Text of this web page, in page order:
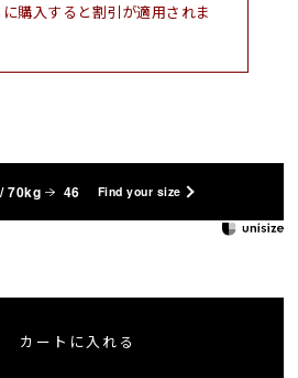
購入すると割引が適用されま
70kg 46 Find your size
カートに入れる